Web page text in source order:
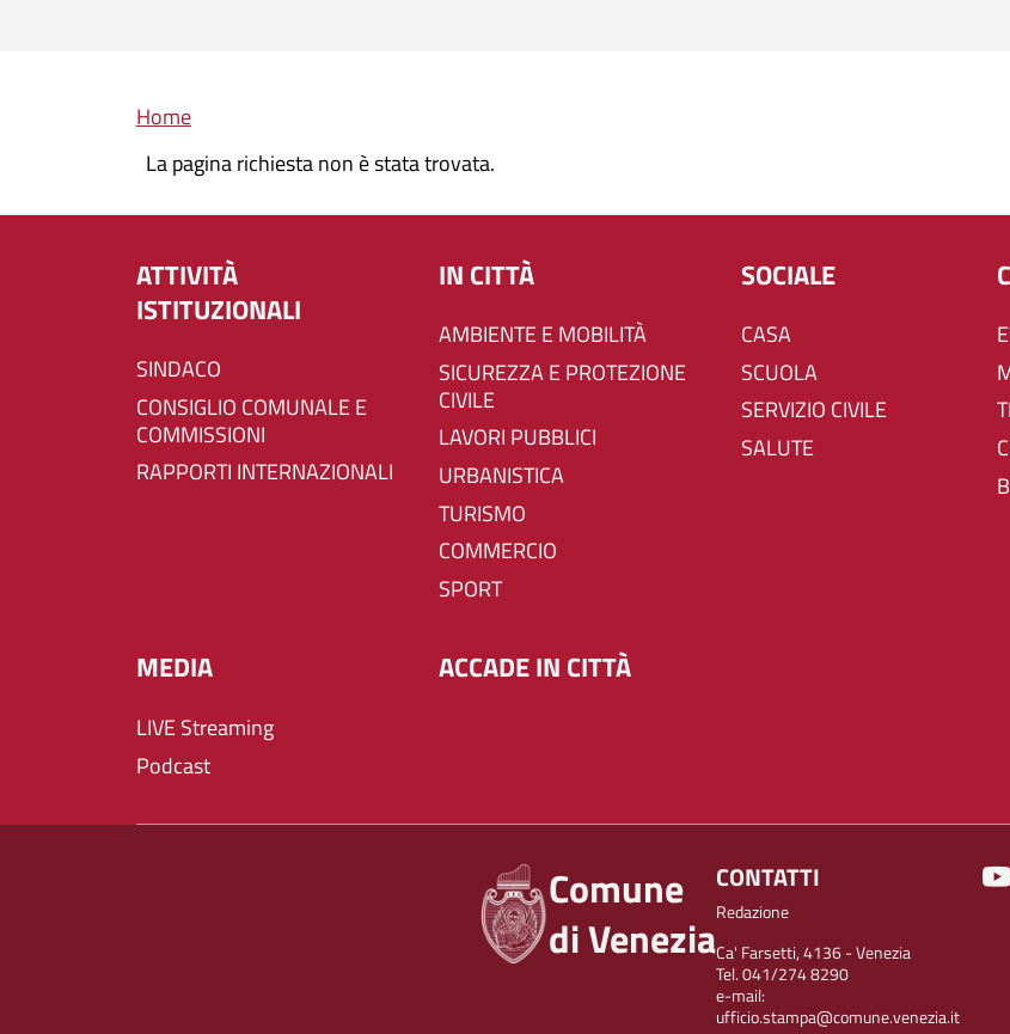
Briciole di pane
Home
La pagina richiesta non è stata trovata.
ATTIVITÀ
ISTITUZIONALI
SINDACO
CONSIGLIO COMUNALE E
COMMISSIONI
RAPPORTI INTERNAZIONALI
IN CITTÀ
AMBIENTE E MOBILITÀ
SICUREZZA E PROTEZIONE
CIVILE
LAVORI PUBBLICI
URBANISTICA
TURISMO
COMMERCIO
SPORT
SOCIALE
CASA
SCUOLA
SERVIZIO CIVILE
SALUTE
MEDIA
LIVE Streaming
Podcast
ACCADE IN CITTÀ
Comune
di Venezia
CONTATTI
Redazione
Ca' Farsetti, 4136 - Venezia
Tel. 041/274 8290
e-mail:
ufficio.stampa@comune.venezia.it